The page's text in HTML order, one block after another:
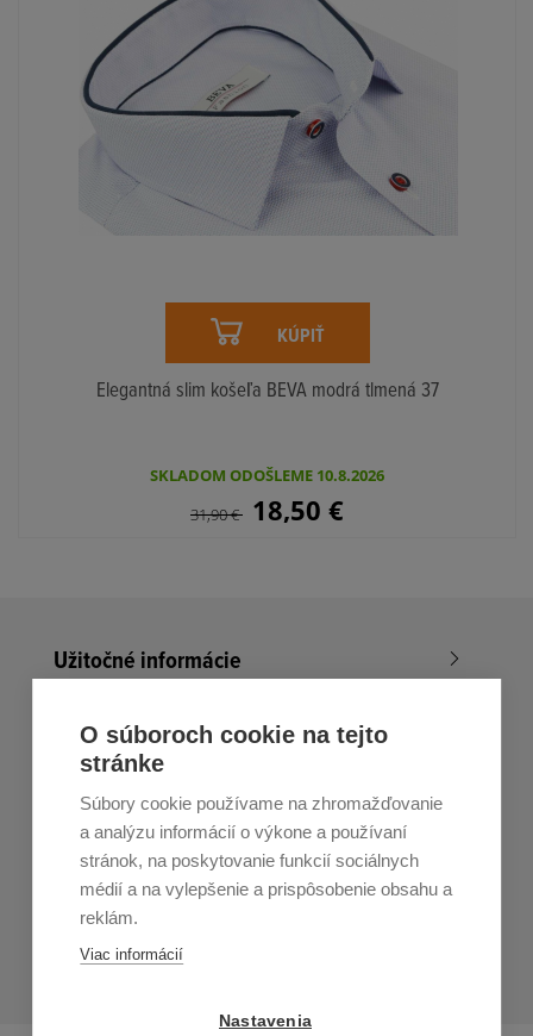
KÚPIŤ
Elegantná slim košeľa BEVA modrá tlmená 37
SKLADOM ODOŠLEME 10.8.2026
31,90€ 18,50 €
Užitočné informácie
Nákup v All4Men.sk
Zákaznícky servis
Prihláste sa k odberu noviniek
Prihlásiť
osoby staršie ako 16 rokov!
O súboroch cookie na tejto
stránke
Súbory cookie používame na zhromažďovanie
a analýzu informácií o výkone a používaní
stránok, na poskytovanie funkcií sociálnych
médií a na vylepšenie a prispôsobenie obsahu a
reklám.
Viac informácií
Nastavenia